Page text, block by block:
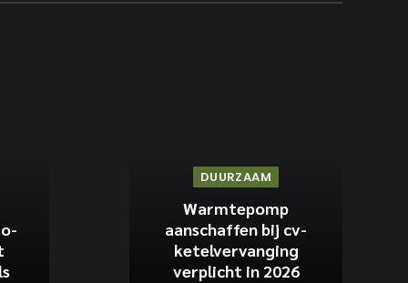
DUURZAAM
Warmtepomp
aanschaffen bij cv-
ketelvervanging
verplicht in 2026